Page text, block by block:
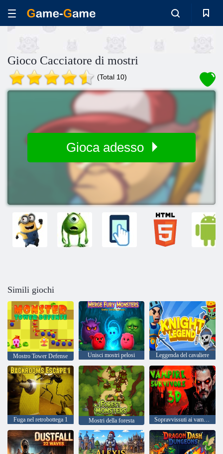
Gioco Cacciatore di mostri
(Total 10)
Gioca adesso
Simili giochi
Mostro Tower Defense Unisci mostri pelosi Leggenda del cavaliere
Fuga nel retrobottega 1 Mostri della foresta Sopravvissuti ai vampiri 3D